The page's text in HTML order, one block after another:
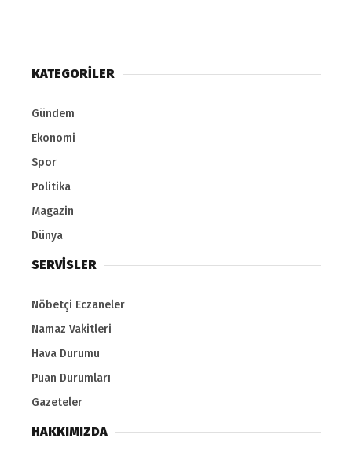
KATEGORİLER
Gündem
Ekonomi
Spor
Politika
Magazin
Dünya
SERVİSLER
Nöbetçi Eczaneler
Namaz Vakitleri
Hava Durumu
Puan Durumları
Gazeteler
HAKKIMIZDA